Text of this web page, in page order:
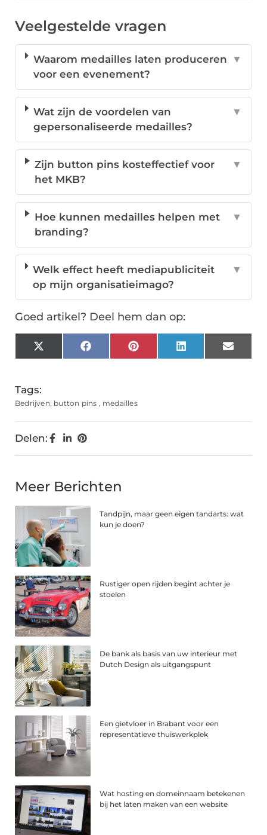
Veelgestelde vragen
Waarom medailles laten produceren
voor een evenement?
▼
Wat zijn de voordelen van
gepersonaliseerde medailles?
▼
Zijn button pins kosteffectief voor
het MKB?
▼
Hoe kunnen medailles helpen met
branding?
▼
Welk effect heeft mediapubliciteit
op mijn organisatieimago?
▼
Goed artikel? Deel hem dan op:
X
(Twitter)
FacebookPinterestLinkedInEmail
Tags:
Bedrijven, button pins , medailles
Delen:
Meer Berichten
Tandpijn, maar geen eigen tandarts: wat
kun je doen?
Rustiger open rijden begint achter je
stoelen
De bank als basis van uw interieur met
Dutch Design als uitgangspunt
Een gietvloer in Brabant voor een
representatieve thuiswerkplek
Wat hosting en domeinnaam betekenen
bij het laten maken van een website